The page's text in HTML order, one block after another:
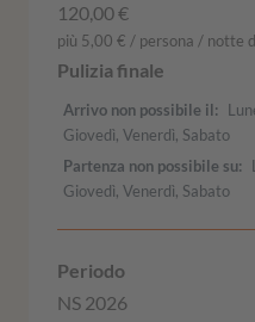
120,00 €
più 5,00 € / persona / notte
Arrivo non possibile il
Giovedì, Venerdì, Sabato
Partenza non possibile su
Giovedì, Venerdì, Sabato
NS 2026